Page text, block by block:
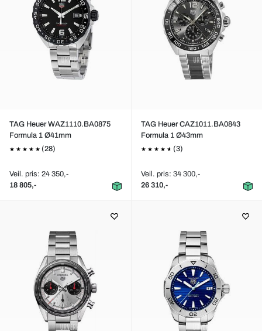
TAG Heuer WAZ1110.BA0875
Formula 1 Ø41mm
(28)
Veil. pris: 24 350,-
18 805,-
TAG Heuer CAZ1011.BA0843
Formula 1 Ø43mm
(3)
Veil. pris: 34 300,-
26 310,-